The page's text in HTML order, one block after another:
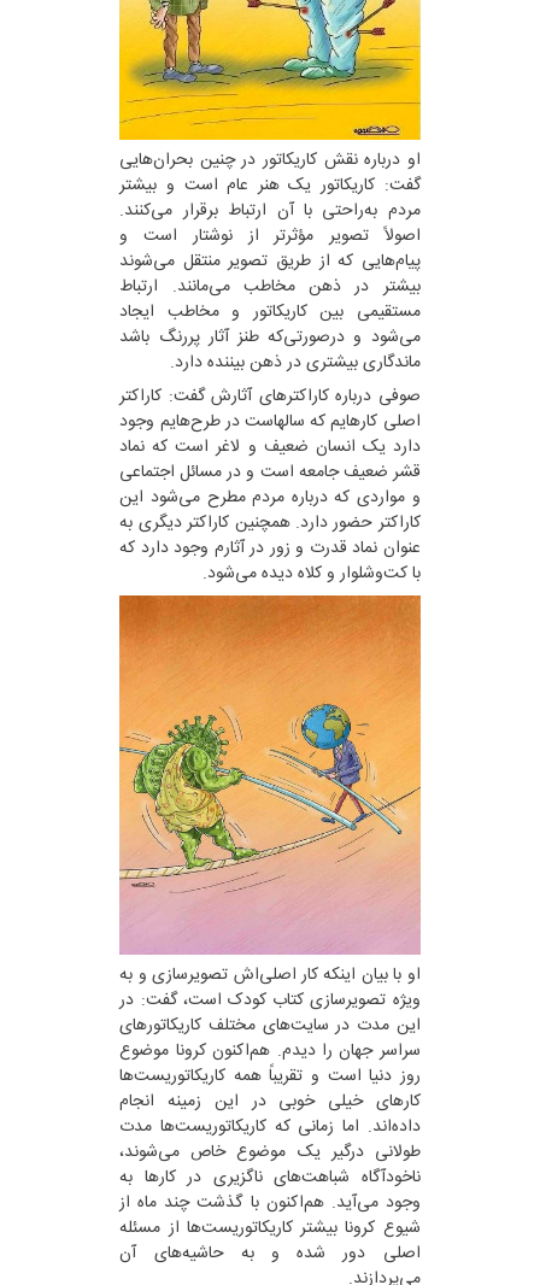
او درباره نقش کاریکاتور در چنین بحران‌هایی
گفت: کاریکاتور یک هنر عام است و بیشتر
مردم به‌راحتی با آن ارتباط برقرار می‌کنند.
اصولاً تصویر مؤثرتر از نوشتار است و
پیام‌هایی که از طریق تصویر منتقل می‌شوند
بیشتر در ذهن مخاطب می‌مانند. ارتباط
مستقیمی بین کاریکاتور و مخاطب ایجاد
می‌شود و درصورتی‌که طنز آثار پررنگ باشد
ماندگاری بیشتری در ذهن بیننده دارد.
صوفی درباره کاراکترهای آثارش گفت: کاراکتر
اصلی کارهایم که سالهاست در طرح‌هایم وجود
دارد یک انسان ضعیف و لاغر است که نماد
قشر ضعیف جامعه است و در مسائل اجتماعی
و مواردی که درباره مردم مطرح می‌شود این
کاراکتر حضور دارد. همچنین کاراکتر دیگری به
عنوان نماد قدرت و زور در آثارم وجود دارد که
با کت‌وشلوار و کلاه دیده می‌شود.
او با بیان اینکه کار اصلی‌اش تصویرسازی و به
ویژه تصویرسازی کتاب کودک است، گفت: در
این مدت در سایت‌های مختلف کاریکاتورهای
سراسر جهان را دیدم. هم‌اکنون کرونا موضوع
روز دنیا است و تقریباً همه کاریکاتوریست‌ها
کارهای خیلی خوبی در این زمینه انجام
داده‌اند. اما زمانی که کاریکاتوریست‌ها مدت
طولانی درگیر یک موضوع خاص می‌شوند،
ناخودآگاه شباهت‌های ناگزیری در کارها به
وجود می‌آید. هم‌اکنون با گذشت چند ماه از
شیوع کرونا بیشتر کاریکاتوریست‌ها از مسئله
اصلی دور شده و به حاشیه‌های آن